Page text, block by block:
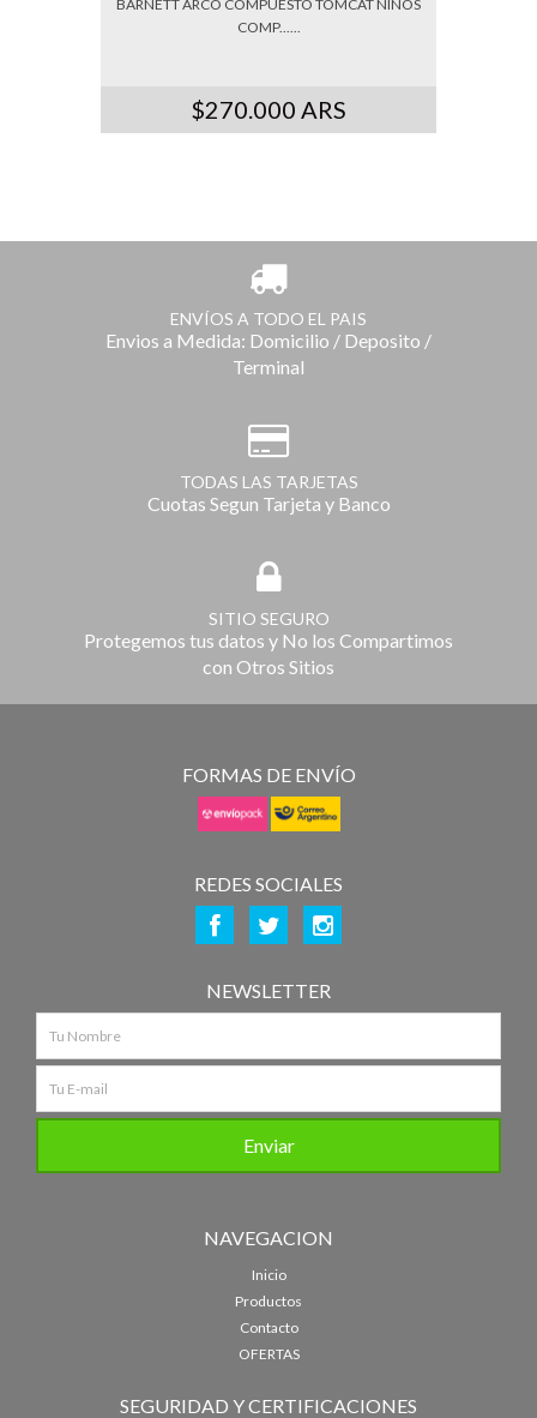
BARNETT ARCO COMPUESTO TOMCAT NIÑOS
COMP......
$270.000 ARS
ENVÍOS A TODO EL PAIS
Envios a Medida: Domicilio / Deposito /
Terminal
TODAS LAS TARJETAS
Cuotas Segun Tarjeta y Banco
SITIO SEGURO
Protegemos tus datos y No los Compartimos
con Otros Sitios
FORMAS DE ENVÍO
REDES SOCIALES
NEWSLETTER
NAVEGACION
Inicio
Productos
Contacto
OFERTAS
SEGURIDAD Y CERTIFICACIONES